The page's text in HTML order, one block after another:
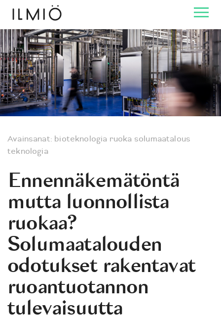
Avainsanat: bioteknologia ruoka solumaatalous
teknologia
Ennennäkemätöntä
mutta luonnollista
ruokaa?
Solumaatalouden
odotukset rakentavat
ruoantuotannon
tulevaisuutta